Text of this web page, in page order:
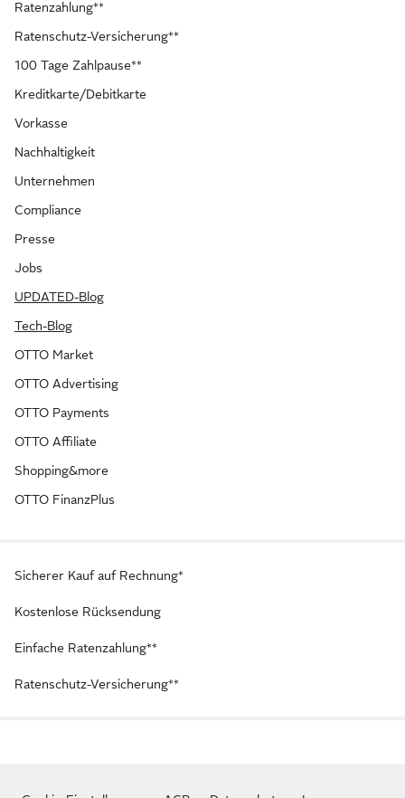
Ratenzahlung**
Ratenschutz-Versicherung**
100 Tage Zahlpause**
Kreditkarte/Debitkarte
Vorkasse
Nachhaltigkeit
Unternehmen
Compliance
Presse
Jobs
UPDATED-Blog
Tech-Blog
OTTO Market
OTTO Advertising
OTTO Payments
OTTO Affiliate
Shopping&more
OTTO FinanzPlus
Sicherer Kauf auf Rechnung*
Kostenlose Rücksendung
Einfache Ratenzahlung**
Ratenschutz-Versicherung**